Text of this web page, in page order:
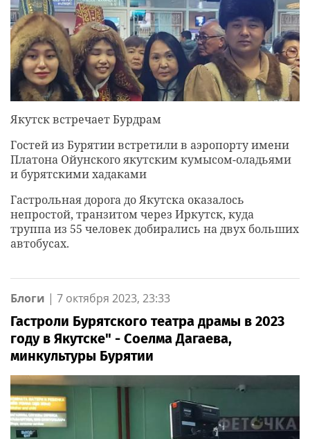
Якутск встречает Бурдрам
Гостей из Бурятии встретили в аэропорту имени
Платона Ойунского якутским кумысом-оладьями
и бурятскими хадаками
Гастрольная дорога до Якутска оказалось
непростой, транзитом через Иркутск, куда
труппа из 55 человек добирались на двух больших
автобусах.
Блоги | 7 октября 2023, 23:33
Гастроли Бурятского театра драмы в 2023
году в Якутске" - Соелма Дагаева,
минкультуры Бурятии